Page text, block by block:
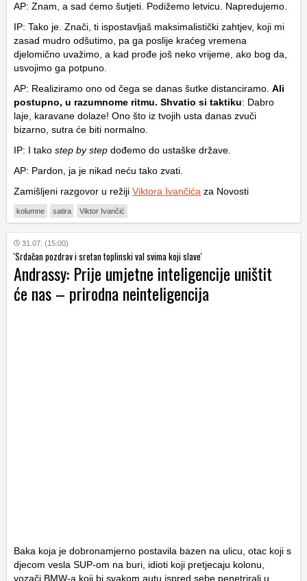
AP: Znam, a sad ćemo šutjeti. Podižemo letvicu. Napredujemo.
IP: Tako je. Znači, ti ispostavljaš maksimalistički zahtjev, koji mi
zasad mudro odšutimo, pa ga poslije kraćeg vremena
djelomično uvažimo, a kad prođe još neko vrijeme, ako bog da,
usvojimo ga potpuno.
AP: Realiziramo ono od čega se danas šutke distanciramo. Ali
postupno, u razumnome ritmu. Shvatio si taktiku: Dabro
laje, karavane dolaze! Ono što iz tvojih usta danas zvuči
bizarno, sutra će biti normalno.
IP: I tako step by step dođemo do ustaške države.
AP: Pardon, ja je nikad neću tako zvati.
Zamišljeni razgovor u režiji Viktora Ivančića za Novosti
kolumne satira Viktor Ivančić
31.07. (15:00)
'Srdačan pozdrav i sretan toplinski val svima koji slave'
Andrassy: Prije umjetne inteligencije uništit
će nas – prirodna neinteligencija
Baka koja je dobronamjerno postavila bazen na ulicu, otac koji s
djecom vesla SUP-om na buri, idioti koji pretjecaju kolonu,
vozači BMW-a koji bi svakom autu ispred sebe penetrirali u